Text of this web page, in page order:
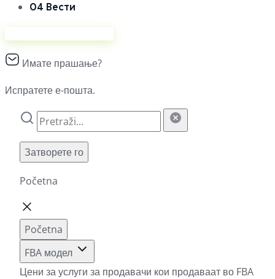
04 Вести
Имате прашање?
Испратете е-пошта.
Затворете го
Početna
Početna
FBA модел
Цени за услуги за продавачи кои продаваат во FBA